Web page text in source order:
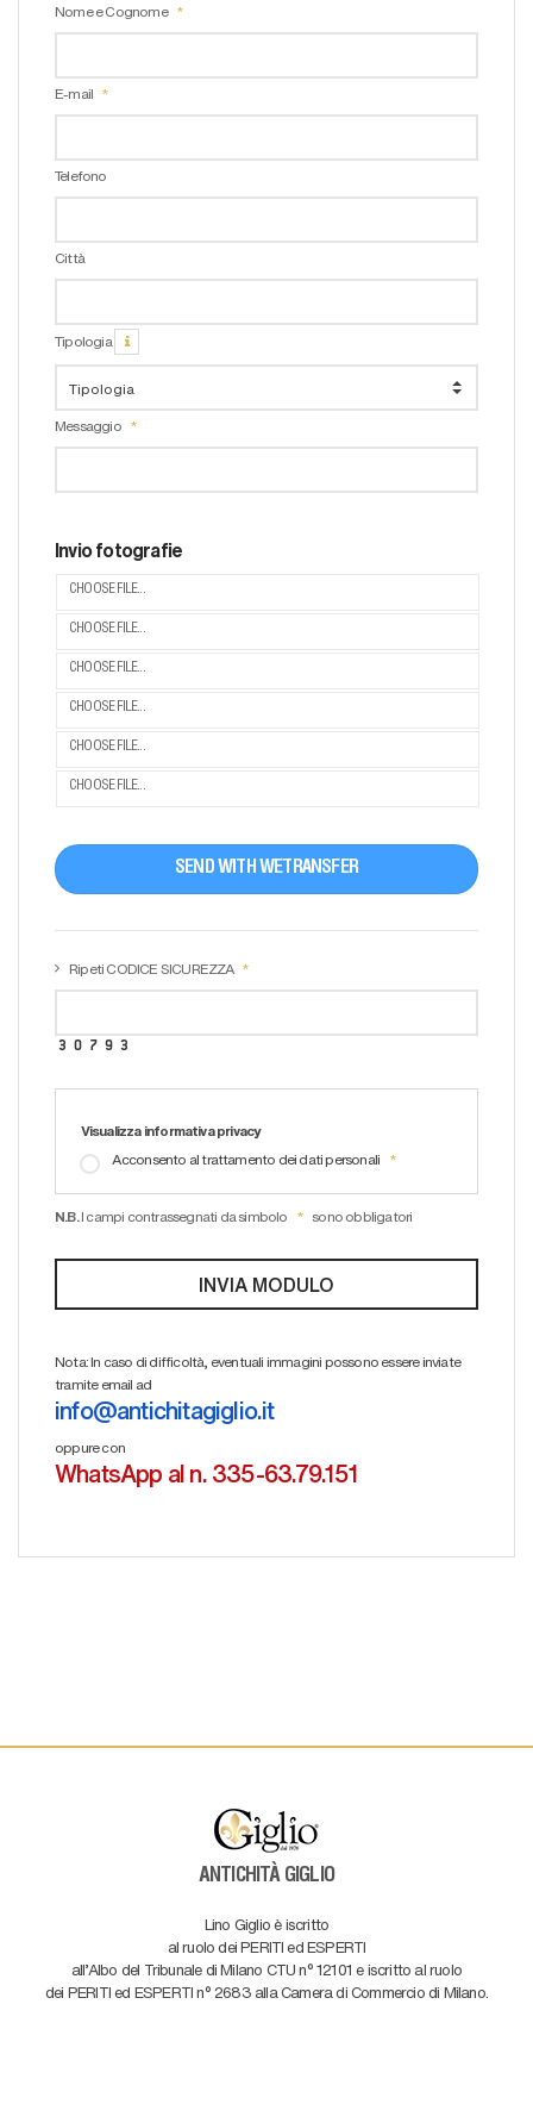
Nome e Cognome
E-mail
Telefono
Città
Tipologia
Messaggio
Invio fotografie
CHOOSE FILE...
CHOOSE FILE...
CHOOSE FILE...
CHOOSE FILE...
CHOOSE FILE...
CHOOSE FILE...
SEND WITH WETRANSFER
Ripeti CODICE SICUREZZA
Visualizza informativa privacy
Acconsento al trattamento dei dati personali
N.B. I campi contrassegnati da simbolo sono obbligatori
Nota: In caso di difficoltà, eventuali immagini possono essere inviate
tramite email ad
info@antichitagiglio.it
oppure con
WhatsApp al n. 335-63.79.151
ANTICHITÀ GIGLIO
Lino Giglio è iscritto
al ruolo dei PERITI ed ESPERTI
all'Albo del Tribunale di Milano CTU n° 12101 e iscritto al ruolo
dei PERITI ed ESPERTI n° 2683 alla Camera di Commercio di Milano.